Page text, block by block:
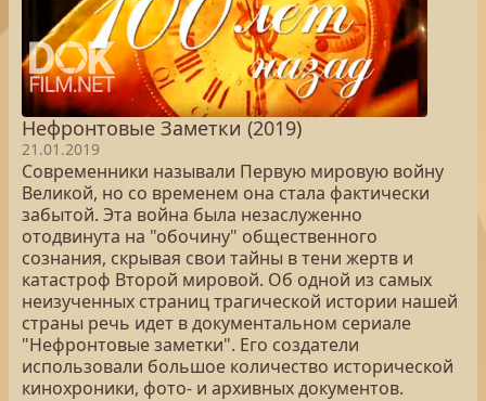
Нефронтовые Заметки (2019)
21.01.2019
Современники называли Первую мировую войну
Великой, но со временем она стала фактически
забытой. Эта война была незаслуженно
отодвинута на "обочину" общественного
сознания, скрывая свои тайны в тени жертв и
катастроф Второй мировой. Об одной из самых
неизученных страниц трагической истории нашей
страны речь идет в документальном сериале
"Нефронтовые заметки". Его создатели
использовали большое количество исторической
кинохроники, фото- и архивных документов.